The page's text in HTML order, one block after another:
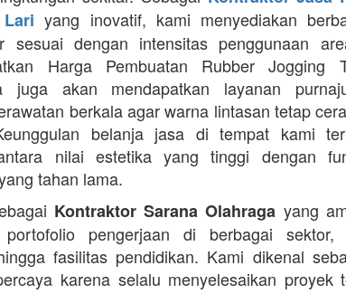
yang inovatif, kami menyediakan
sesuai dengan intensitas penggunaan
Harga Pembuatan Rubber Jogging
juga akan mendapatkan layanan
berkala agar warna lintasan tetap
belanja jasa di tempat kami
nilai estetika yang tinggi dengan
tahan lama.
Kontraktor Sarana Olahraga yang
pengerjaan di berbagai
fasilitas pendidikan. Kami dikenal
karena selalu menyelesaikan proyek